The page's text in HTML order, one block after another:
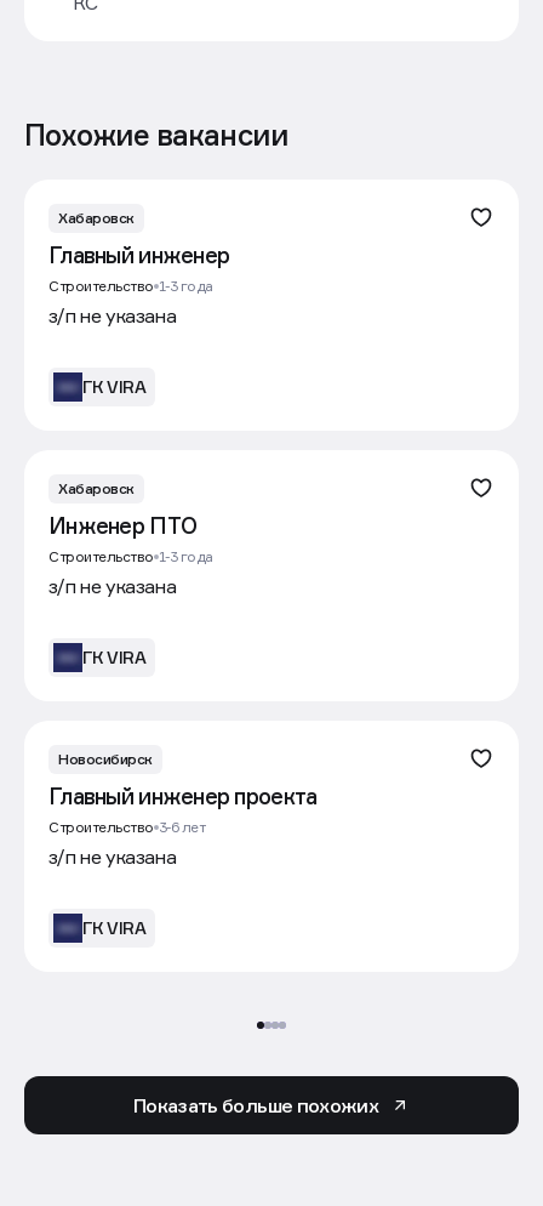
Похожие вакансии
Хабаровск
Главный инженер
Строительство 1-3 года
з/п не указана
ГК VIRA
Хабаровск
Инженер ПТО
Строительство 1-3 года
з/п не указана
ГК VIRA
Новосибирск
Главный инженер проекта
Строительство 3-6 лет
з/п не указана
ГК VIRA
Показать больше похожих